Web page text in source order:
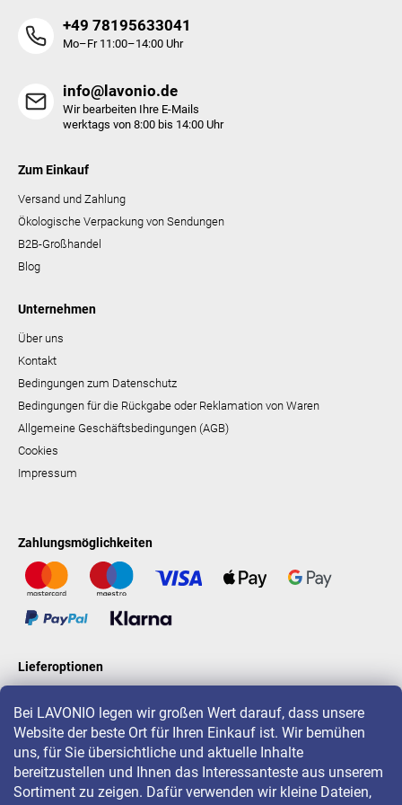
Bei LAVONIO legen wir großen Wert darauf, dass unsere
Website der beste Ort für Ihren Einkauf ist. Wir bemühen
uns, für Sie übersichtliche und aktuelle Inhalte
bereitzustellen und Ihnen das Interessanteste aus unserem
Sortiment zu zeigen. Dafür verwenden wir kleine Dateien,
+49 78195633041
Mo–Fr 11:00–14:00 Uhr
info@lavonio.de
Wir bearbeiten Ihre E-Mails
werktags von 8:00 bis 14:00 Uhr
Zum Einkauf
Versand und Zahlung
Ökologische Verpackung von Sendungen
B2B-Großhandel
Blog
Unternehmen
Über uns
Kontakt
Bedingungen zum Datenschutz
Bedingungen für die Rückgabe oder Reklamation von Waren
Allgemeine Geschäftsbedingungen (AGB)
Cookies
Impressum
Zahlungsmöglichkeiten
Lieferoptionen
LAVONIO in der Welt